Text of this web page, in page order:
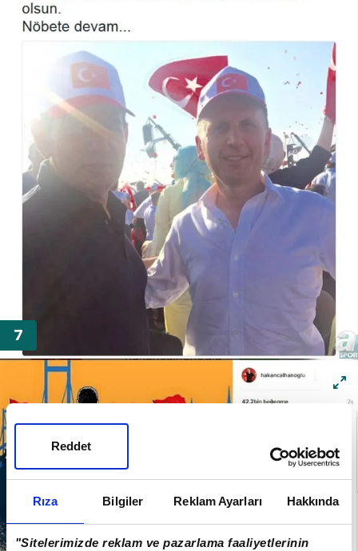
Rıza Bilgiler Reklam Ayarları Hakkında
"Sitelerimizde reklam ve pazarlama faaliyetlerinin
Reddet